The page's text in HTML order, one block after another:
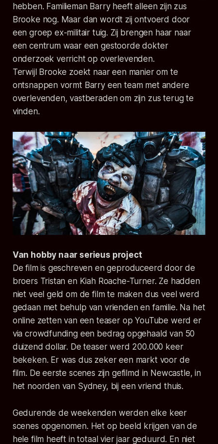
hebben. Familieman Barry heeft alleen zijn zus
Brooke nog. Maar dan wordt zij ontvoerd door
een groep ex-militair tuig. Zij brengen haar naar
een centrum waar een gestoorde dokter
onderzoek verricht op overlevenden.
Terwijl Brooke zoekt naar een manier om te
ontsnappen vormt Barry een team met andere
overlevenden, vastberaden om zijn zus terug te
vinden.
Van hobby naar serieus project
De film is geschreven en geproduceerd door de
broers Tristan en Kiah Roache-Turner. Ze hadden
niet veel geld om de film te maken dus veel werd
gedaan met behulp van vrienden en familie. Na het
online zetten van een teaser op YouTube werd er
via crowdfunding een bedrag opgehaald van 50
duizend dollar. De teaser werd 200.000 keer
bekeken. Er was dus zeker een markt voor de
film. De eerste scenes zijn gefilmd in Newcastle, in
het noorden van Sydney, bij een vriend thuis.
Gedurende de weekenden werden elke keer
scenes opgenomen. Het op beeld krijgen van de
hele film heeft in totaal vier jaar geduurd. En niet